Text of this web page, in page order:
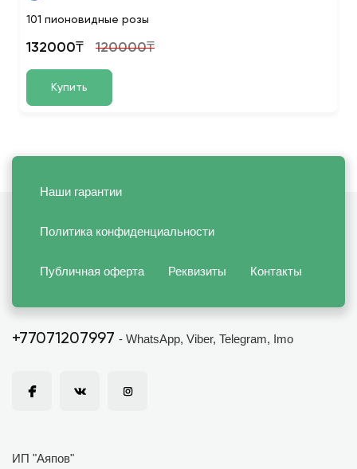
101 пионовидные розы
132000₸ 120000₸
Купить
Наши гарантии
Политика конфиденциальности
Публичная оферта Реквизиты Контакты
+77071207997 - WhatsApp, Viber, Telegram, Imo
ИП "Аяпов"